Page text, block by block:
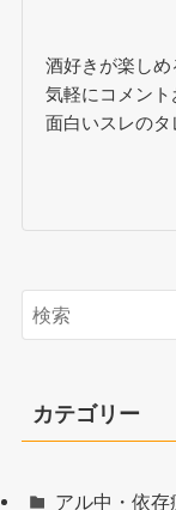
酒好きが楽し
気軽にコメント
面白いスレのタ
カテゴリー
アル中・依存